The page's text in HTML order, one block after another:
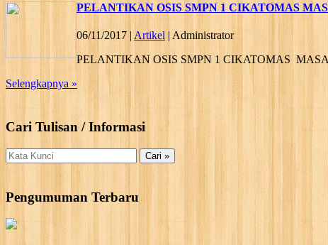
PELANTIKAN OSIS SMPN 1 CIKATOMAS
06/11/2017 |Artikel | Administrator
PELANTIKAN OSIS SMPN 1 CIKATOMAS
Selengkapnya »
Cari Tulisan / Informasi
Pengumuman Terbaru